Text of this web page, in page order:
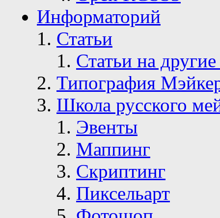
Информаторий
Статьи
Статьи на
Типография
Школа русского
Эвенты
Маппинг
Скриптинг
Пиксельарт